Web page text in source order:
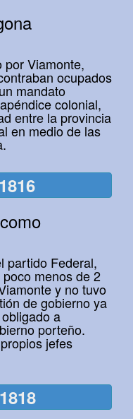
por Viamonte,
ocupados
mandato
colonial,
entre la provincia
en medio de las
partido Federal,
menos de 2
y no tuvo
de gobierno ya
a
porteño.
jefes